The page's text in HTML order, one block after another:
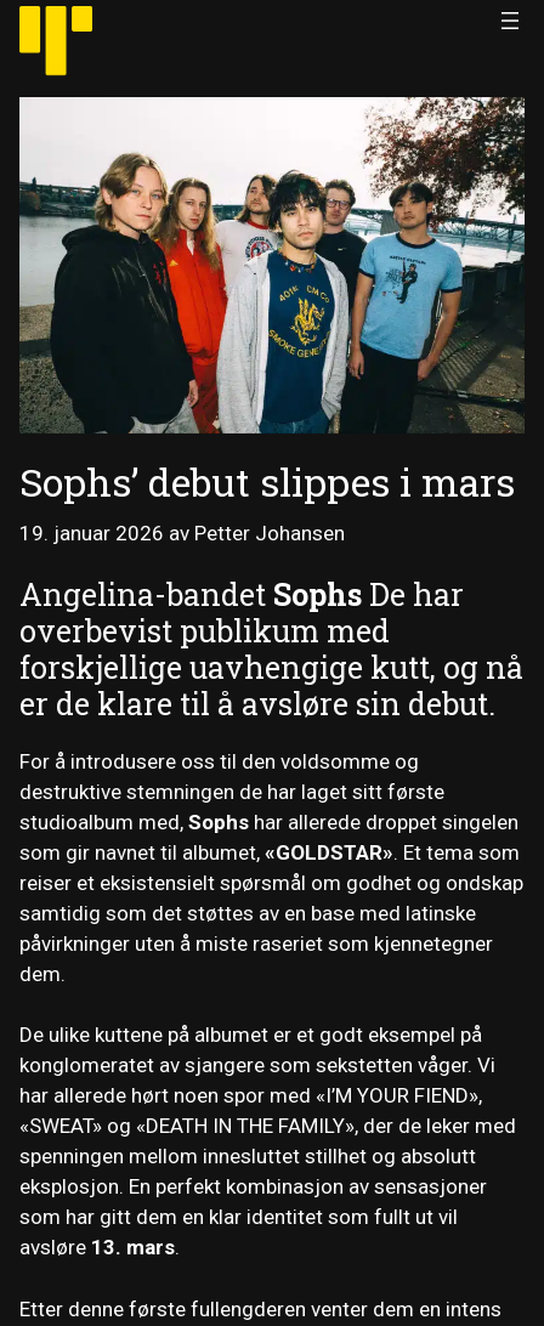
Hopp
innhold
Sophs’ debut slippes i mars
19. januar 2026 av Petter Johansen
Angelina-bandet Sophs De har
overbevist publikum med
forskjellige uavhengige kutt, og nå
er de klare til å avsløre sin debut.
For å introdusere oss til den voldsomme og
destruktive stemningen de har laget sitt første
studioalbum med, Sophs har allerede droppet singelen
som gir navnet til albumet, «GOLDSTAR». Et tema som
reiser et eksistensielt spørsmål om godhet og ondskap
samtidig som det støttes av en base med latinske
påvirkninger uten å miste raseriet som kjennetegner
dem.
De ulike kuttene på albumet er et godt eksempel på
konglomeratet av sjangere som sekstetten våger. Vi
har allerede hørt noen spor med «I’M YOUR FIEND»,
«SWEAT» og «DEATH IN THE FAMILY», der de leker med
spenningen mellom innesluttet stillhet og absolutt
eksplosjon. En perfekt kombinasjon av sensasjoner
som har gitt dem en klar identitet som fullt ut vil
avsløre 13. mars.
Etter denne første fullengderen venter dem en intens